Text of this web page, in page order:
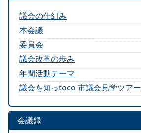
議会の仕組み
本会議
委員会
議会改革の歩み
年間活動テーマ
議会を知っtoco 市議会見学ツアー
会議録